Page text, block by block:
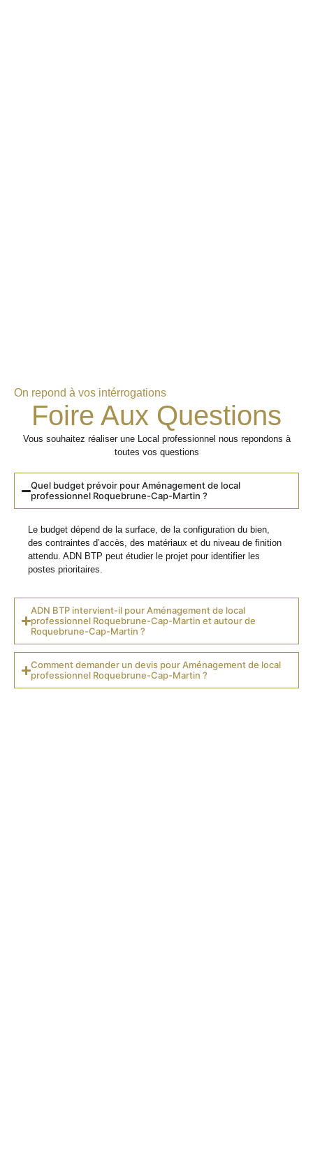
On repond à vos intérrogations
Foire Aux Questions
Vous souhaitez réaliser une Local professionnel nous repondons à
toutes vos questions
Quel budget prévoir pour Aménagement de local
professionnel Roquebrune-Cap-Martin ?
Le budget dépend de la surface, de la configuration du bien,
des contraintes d’accès, des matériaux et du niveau de finition
attendu. ADN BTP peut étudier le projet pour identifier les
postes prioritaires.
ADN BTP intervient-il pour Aménagement de local
professionnel Roquebrune-Cap-Martin et autour de
Roquebrune-Cap-Martin ?
Comment demander un devis pour Aménagement de local
professionnel Roquebrune-Cap-Martin ?